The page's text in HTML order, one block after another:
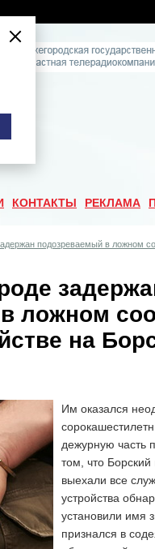
КОНТАКТЫ РЕКЛАМА
подозреваемый в ложном
ложном
на
Им оказался
дежурную часть
том, что
выехали все
устройства
установили имя
признался в